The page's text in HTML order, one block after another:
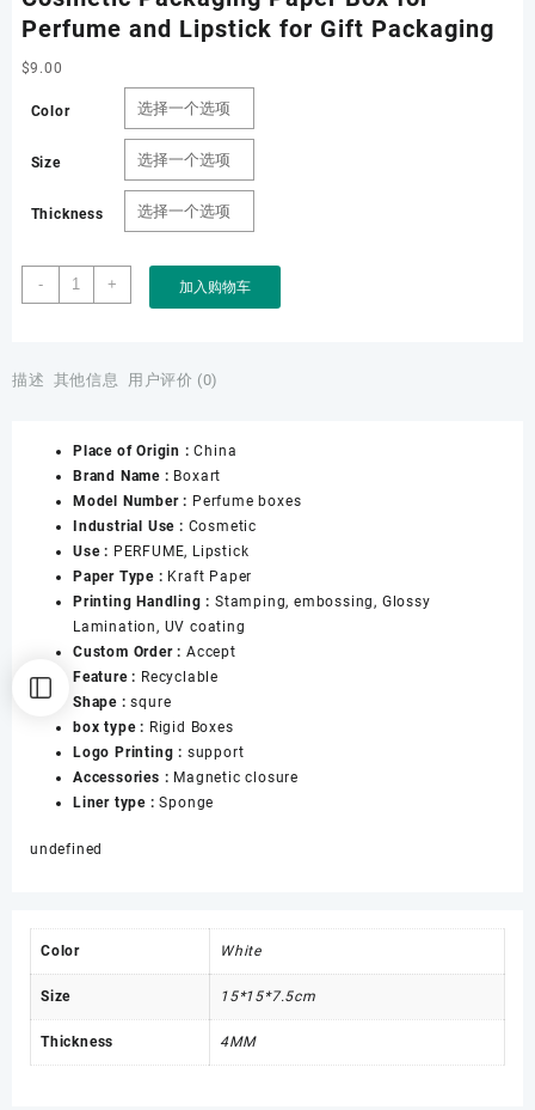
Perfume and Lipstick for Gift Packaging
$9.00
Color
Size
Thickness
-
Cosmetic
Packaging
for
Lipstick
for
Gift
Packaging
数
量
+ 加入购物车
描述 其他信息 用户评价 (0)
Place of Origin :China
Brand Name : Boxart
Model Number : Perfume boxes
Industrial Use : Cosmetic
Use : PERFUME, Lipstick
Paper Type : Kraft Paper
Printing Handling : Stamping, embossing, Glossy
Lamination, UV coating
Custom Order : Accept
Feature : Recyclable
Shape :squre
box type : Rigid Boxes
Logo Printing : support
Accessories : Magnetic closure
Liner type :Sponge
undefined
Color White
Size 15*15*7.5cm
Thickness 4MM